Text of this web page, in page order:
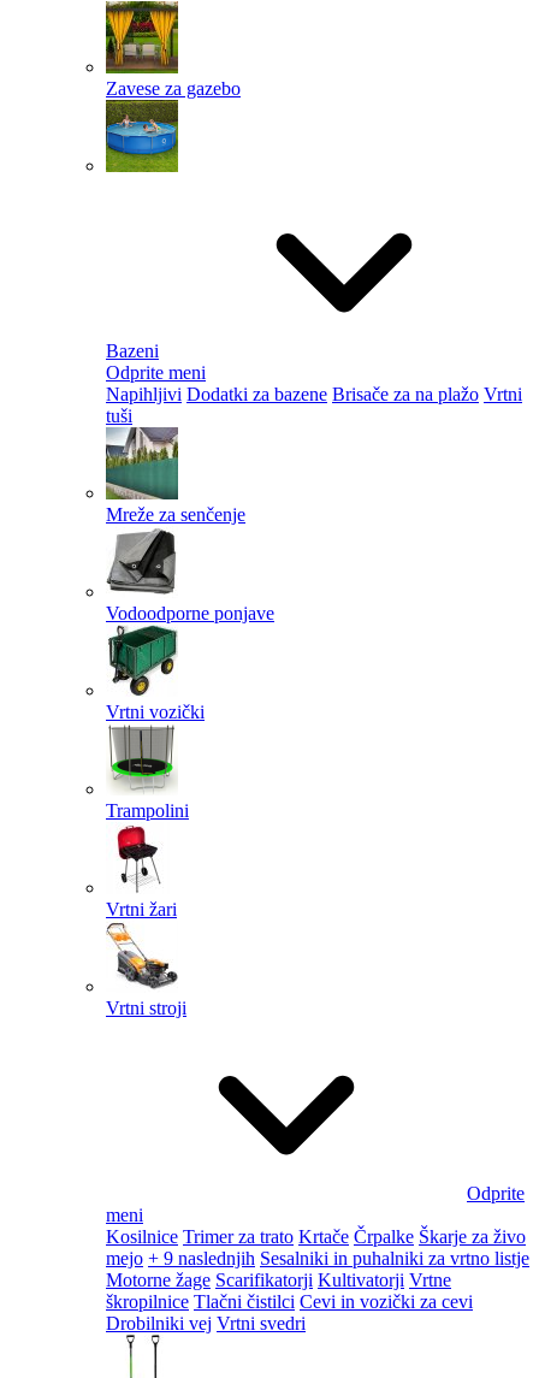
Zavese za gazebo
Bazeni
Odprite meni
Napihljivi Dodatki za bazene Brisače za na plažo Vrtni
tuši
Mreže za senčenje
Vodoodporne ponjave
Vrtni vozički
Trampolini
Vrtni žari
Vrtni stroji
Odprite
meni
Kosilnice Trimer za trato Krtače Črpalke Škarje za živo
mejo + 9 naslednjih Sesalniki in puhalniki za vrtno listje
Motorne žage Scarifikatorji Kultivatorji Vrtne
škropilnice Tlačni čistilci Cevi in vozički za cevi
Drobilniki vej Vrtni svedri